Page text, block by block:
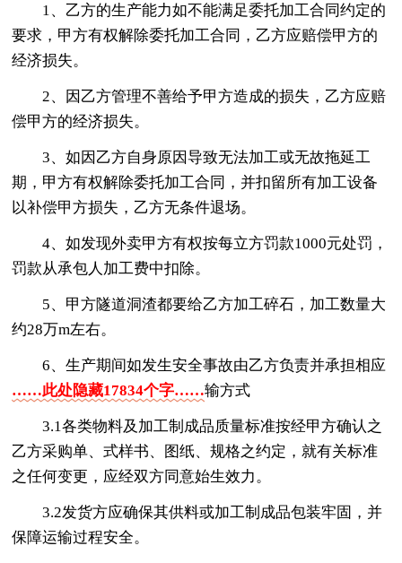
1、乙方的生产能力如不能满足委托加工合同约定的
要求，甲方有权解除委托加工合同，乙方应赔偿甲方的
经济损失。
2、因乙方管理不善给予甲方造成的损失，乙方应赔
偿甲方的经济损失。
3、如因乙方自身原因导致无法加工或无故拖延工
期，甲方有权解除委托加工合同，并扣留所有加工设备
以补偿甲方损失，乙方无条件退场。
4、如发现外卖甲方有权按每立方罚款1000元处罚，
罚款从承包人加工费中扣除。
5、甲方隧道洞渣都要给乙方加工碎石，加工数量大
约28万m左右。
6、生产期间如发生安全事故由乙方负责并承担相应
……此处隐藏17834个字……输方式
3.1各类物料及加工制成品质量标准按经甲方确认之
乙方采购单、式样书、图纸、规格之约定，就有关标准
之任何变更，应经双方同意始生效力。
3.2发货方应确保其供料或加工制成品包装牢固，并
保障运输过程安全。